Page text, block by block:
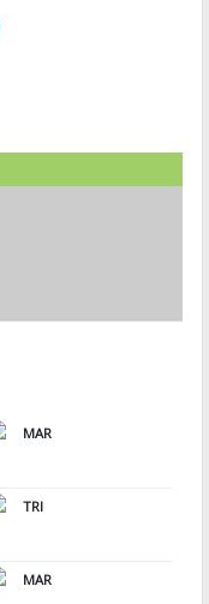
MAR
TRI
MAR